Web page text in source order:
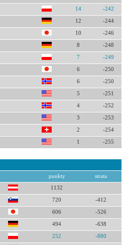
14 -242
12 -244
10 -246
8 -248
7 -249
6 -250
6 -250
5 -251
4 -252
3 -253
2 -254
1 -255
punkty strata
1132
720 -412
606 -526
494 -638
252 -880